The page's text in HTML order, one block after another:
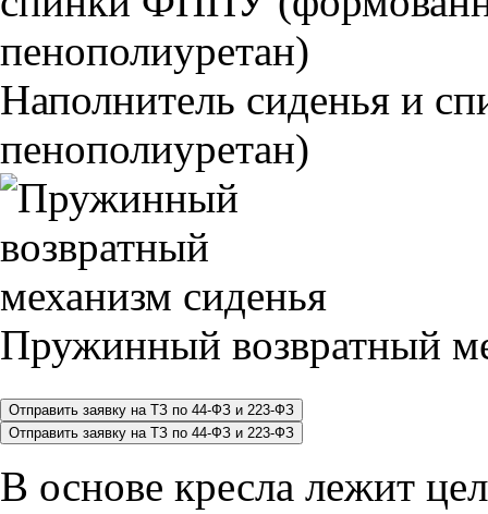
Наполнитель сиденья и
пенополиуретан)
Пружинный возвратный
В основе кресла лежит